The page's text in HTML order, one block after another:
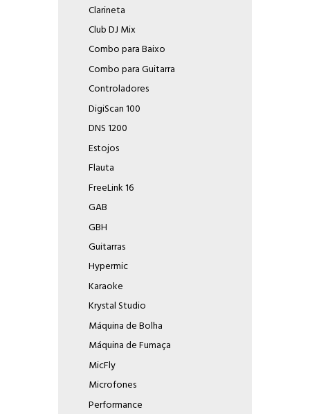
Clarineta
Club DJ Mix
Combo para Baixo
Combo para Guitarra
Controladores
DigiScan 100
DNS 1200
Estojos
Flauta
FreeLink 16
GAB
GBH
Guitarras
Hypermic
Karaoke
Krystal Studio
Máquina de Bolha
Máquina de Fumaça
MicFly
Microfones
Performance